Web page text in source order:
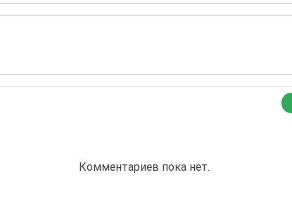
Комментариев пока нет.